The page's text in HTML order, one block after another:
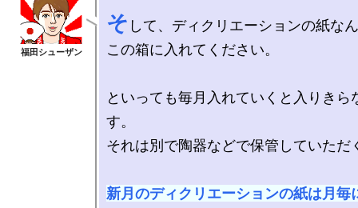
そ して、ディクリエーションの紙な
この箱に入れてください。
といっても毎月入れていくと入りきら
す。
それは別で陶器などで保管していただ
新月のディクリエーションの紙は月毎